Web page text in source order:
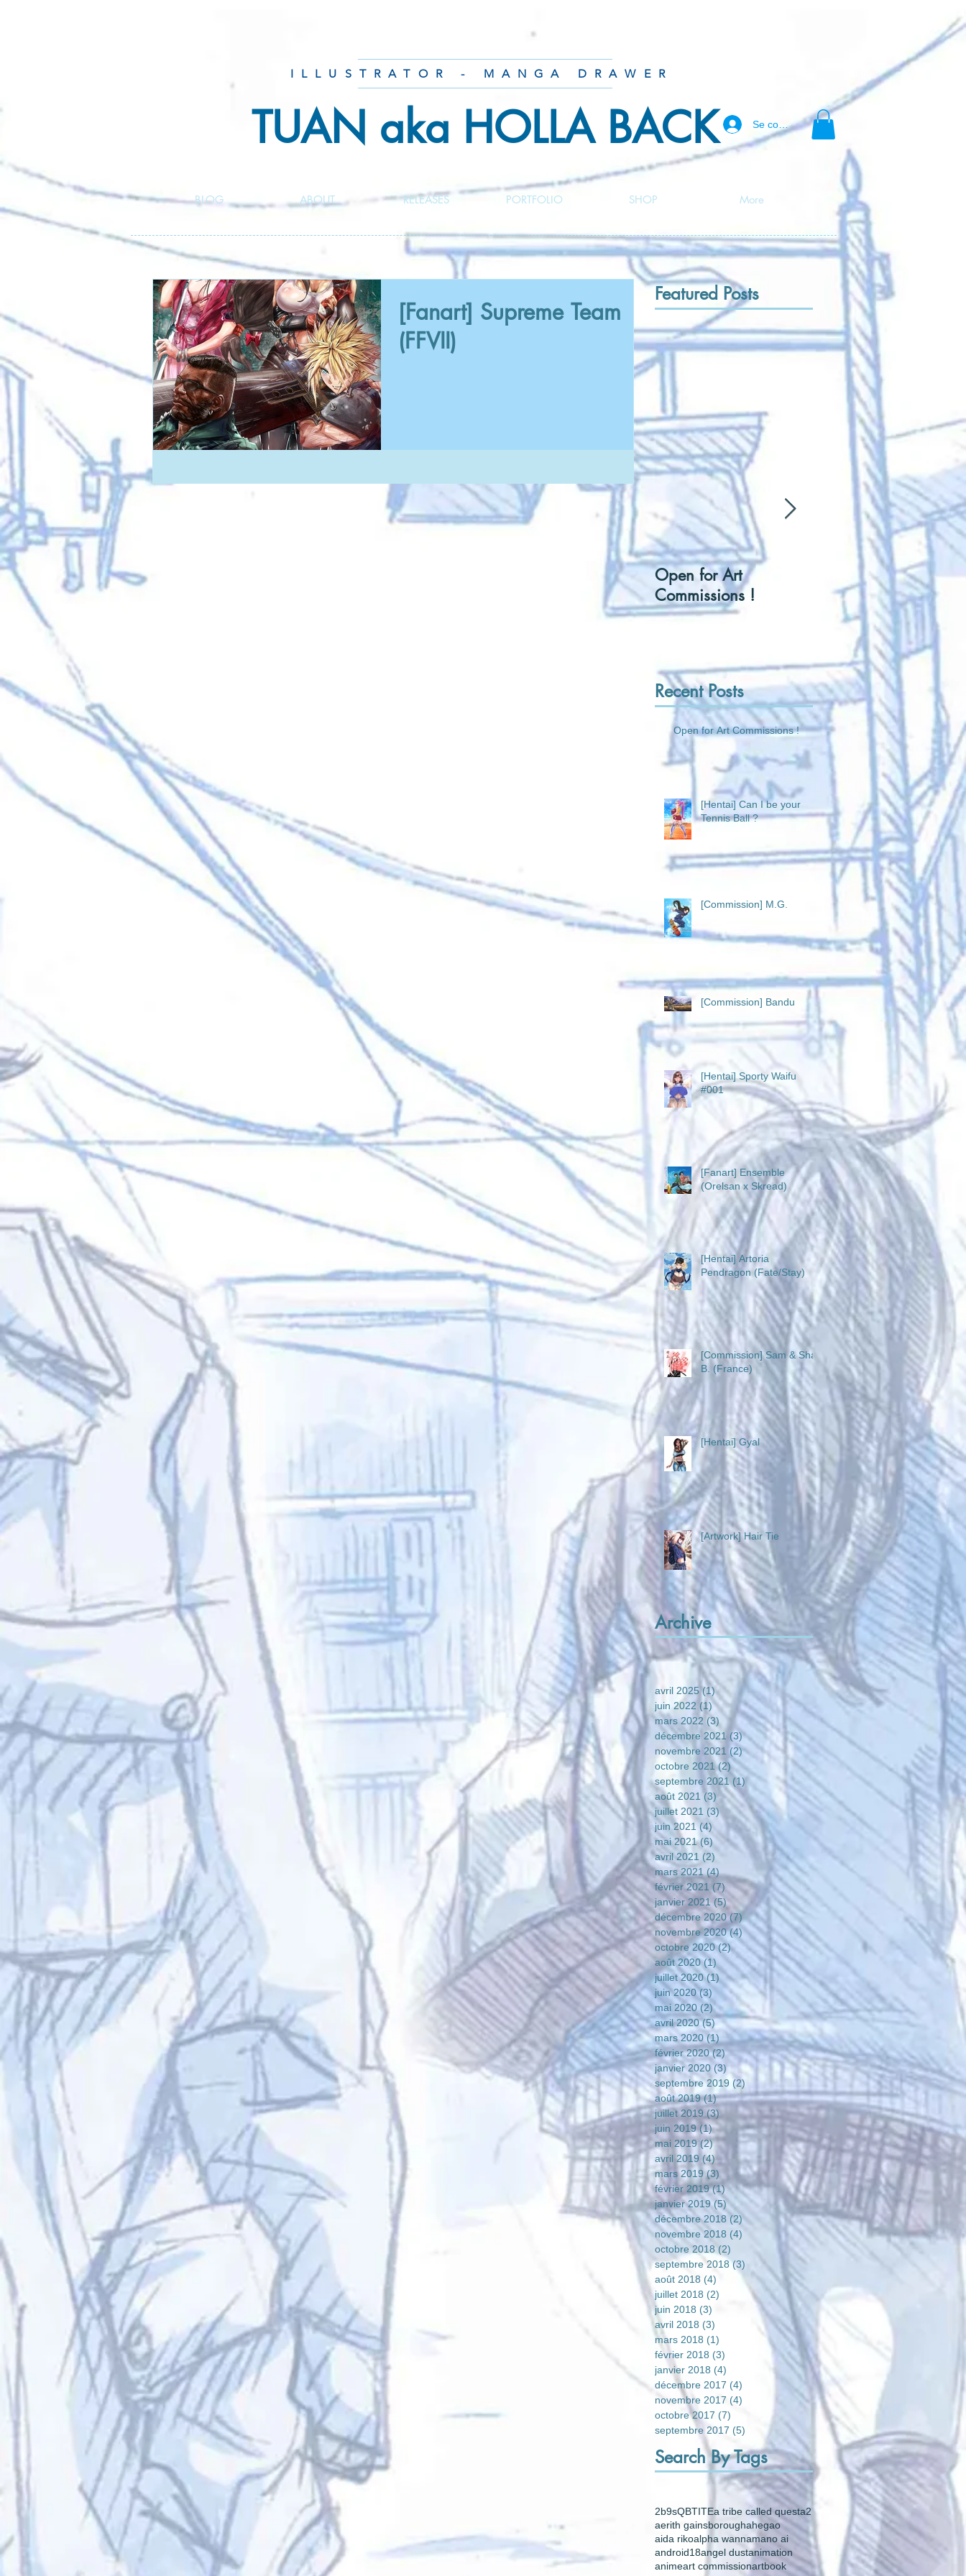
ILLUSTRATOR - MANGA DRAWER
TUAN aka HOLLA BACK Se connecter
BLOG ABOUT RELEASES PORTFOLIO SHOP More
[Fanart] Supreme Team
(FFVII)
Featured Posts
Open for Art
Commissions !
[Hentai] Can I be
Tennis Ball ?
Recent Posts
Open for Art Commissions !
[Hentai] Can I be your
Tennis Ball ?
[Commission] M.G.
[Commission] Bandu
[Hentai] Sporty Waifu
#001
[Fanart] Ensemble
(Orelsan x Skread)
[Hentai] Artoria
Pendragon (Fate/Stay)
[Commission] Sam & Sha
B. (France)
[Hentai] Gyal
[Artwork] Hair Tie
Archive
avril 2025 (1)1 post
juin 2022 (1)1 post
mars 2022 (3) 3 posts
décembre 2021 (3)3 posts
novembre 2021 (2)2 posts
octobre 2021 (2)2 posts
septembre 2021 (1) 1 post
août 2021 (3) 3 posts
juillet 2021 (3)3 posts
juin 2021 (4) 4 posts
mai 2021 (6) 6 posts
avril 2021 (2)
mars 2021 (4)
février 2021 (7) 7 posts
janvier 2021 (5)5 posts
décembre 2020 (7)7 posts
novembre 2020 (4)4 posts
octobre 2020 (2)2 posts
août 2020 (1)1 post
juillet 2020 (1)1 post
juin 2020 (3) 3 posts
mai 2020 (2)2 posts
avril 2020 (5)5 posts
mars 2020 (1) 1 post
février 2020 (2)2 posts
janvier 2020 (3) 3 posts
septembre 2019 (2) 2 posts
août 2019 (1)1 post
juillet 2019 (3)3 posts
juin 2019 (1)1 post
mai 2019 (2)2 posts
avril 2019 (4) 4 posts
mars 2019 (3) 3 posts
février 2019 (1)1 post
janvier 2019 (5)5 posts
décembre 2018 (2)2 posts
novembre 2018 (4)
octobre 2018 (2)
septembre 2018 (3) 3 posts
août 2018 (4) 4 posts
juillet 2018 (2) 2 posts
juin 2018 (3)
avril 2018 (3)
mars 2018 (1)
février 2018 (3)
janvier 2018 (4)
décembre 2017 (4)
novembre 2017 (4)
octobre 2017 (7)
septembre 2017 (5)
Search By Tags
2b9sQBTITEa tribe called questa2
aerith gainsboroughahegao
aida rikoalpha wannamano ai
android18angel dustanimation
animeart commissionartbook